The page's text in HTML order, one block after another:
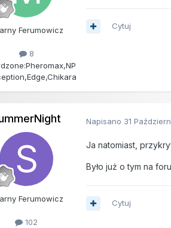
Ferumowicz
8
Pheromax,NP
Cytuj
Ferumowicz
102
Napisano 31
Ja natomiast,
Było już o tym na
Cytuj